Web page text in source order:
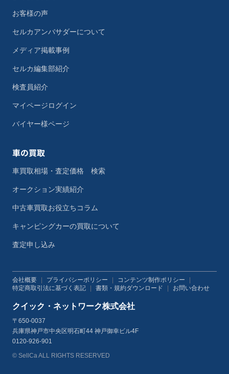
お客様の声
セルカアンバサダーについて
メディア掲載事例
セルカ編集部紹介
検査員紹介
マイページログイン
バイヤー様ページ
車の買取
車買取相場・査定価格 検索
オークション実績紹介
中古車買取お役立ちコラム
キャンピングカーの買取について
査定申し込み
会社概要 プライバシーポリシー コンテンツ制作ポリシー
特定商取引法に基づく表記
書類・規約ダウンロード お問い合わせ
クイック・ネットワーク株式会社
〒650-0037
兵庫県神戸市中央区明石町44 神戸御幸ビル4F
0120-926-901
© SellCa ALL RIGHTS RESERVED